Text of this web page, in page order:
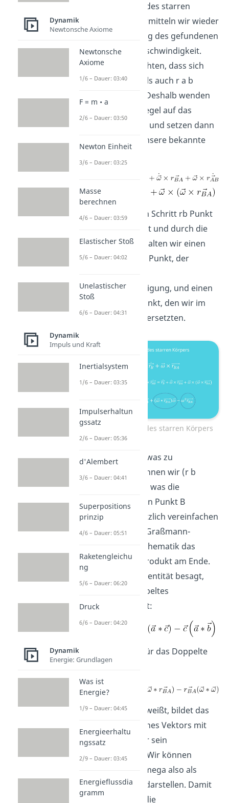
Beschleunigung des starren
Körpers. Diese ermitteln wir wieder
über die Ableitung des gefundenen
Terms für die Geschwindigkeit.
Dabei ist zu beachten, dass sich
sowohl Omega als auch r a b
ändern können. Deshalb wenden
wir die Produktregel auf das
Kreuzprodukt an und setzen dann
für r a b Punkt unsere bekannte
So wird im ersten Schritt rb Punkt
zu rb punkt punkt und durch die
Produktregel erhalten wir einen
Term mit Omega Punkt, der
Winkelbeschleunigung, und einen
Term mit r a b Punkt, den wir im
nächsten Schritt ersetzten.
Beschleunigung des starren Körpers
Um das ganze etwas zu
vereinfachen, nennen wir (r b
Punkt Punkt) a b, was die
Beschleunigung in Punkt B
beschreibt. Zusätzlich vereinfachen
wir mit Hilfe der Graßmann-
Identität aus Mathematik das
doppelte Kreuzprodukt am Ende.
Die Graßmann-identität besagt,
dass für ein Doppeltes
Kreuzprodukt gilt:
So erhalten wir für das Doppelte
Kreuzprodukt:
Wie du vielleicht weißt, bildet das
Skalarprodukt eines Vektors mit
sich selbst immer sein
Betragsquadrat. Wir können
Omega skalar Omega also als
Omega quadrat darstellen. Damit
erhalten wir für die
Dynamik
Newtonsche Axiome
Newtonsche
Axiome
1/6 – Dauer: 03:40
F = m • a
2/6 – Dauer: 03:50
Newton Einheit
3/6 – Dauer: 03:25
Masse
berechnen
4/6 – Dauer: 03:59
Elastischer Stoß
5/6 – Dauer: 04:02
Unelastischer
Stoß
6/6 – Dauer: 04:31
Dynamik
Impuls und Kraft
Inertialsystem
1/6 – Dauer: 03:35
Impulserhaltun
gssatz
2/6 – Dauer: 05:36
d'Alembert
3/6 – Dauer: 04:41
Superpositions
prinzip
4/6 – Dauer: 05:51
Raketengleichu
ng
5/6 – Dauer: 06:20
Druck
6/6 – Dauer: 04:20
Dynamik
Energie: Grundlagen
Was ist
Energie?
1/9 – Dauer: 04:45
Energieerhaltu
ngssatz
2/9 – Dauer: 03:45
Energieflussdia
gramm